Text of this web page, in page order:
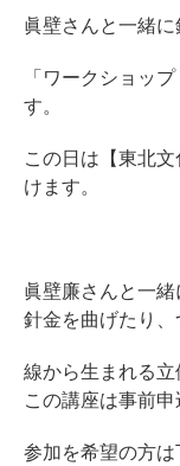
眞壁さんと一緒
「ワークショッ
す。
この日は【東北
けます。
眞壁廉さんと一緒
針金を曲げたり、
線から生まれる立
この講座は事前申
参加を希望の方は